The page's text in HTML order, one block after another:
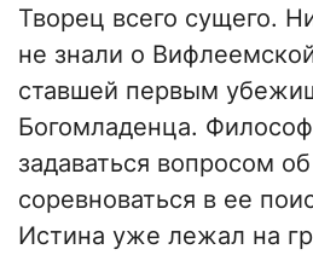
Творец всего сущего.
не знали о
ставшей первым
Богомладенца.
задаваться вопросом
соревноваться в ее
Истина уже лежал на